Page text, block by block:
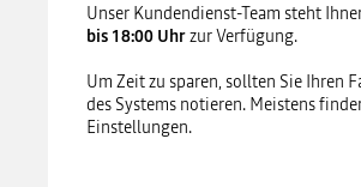
Unser Kundendienst-Team steht
bis 18:00 Uhrzur Verfügung.
Um Zeit zu sparen, sollten Sie Ihren
des Systems notieren. Meistens
Einstellungen.